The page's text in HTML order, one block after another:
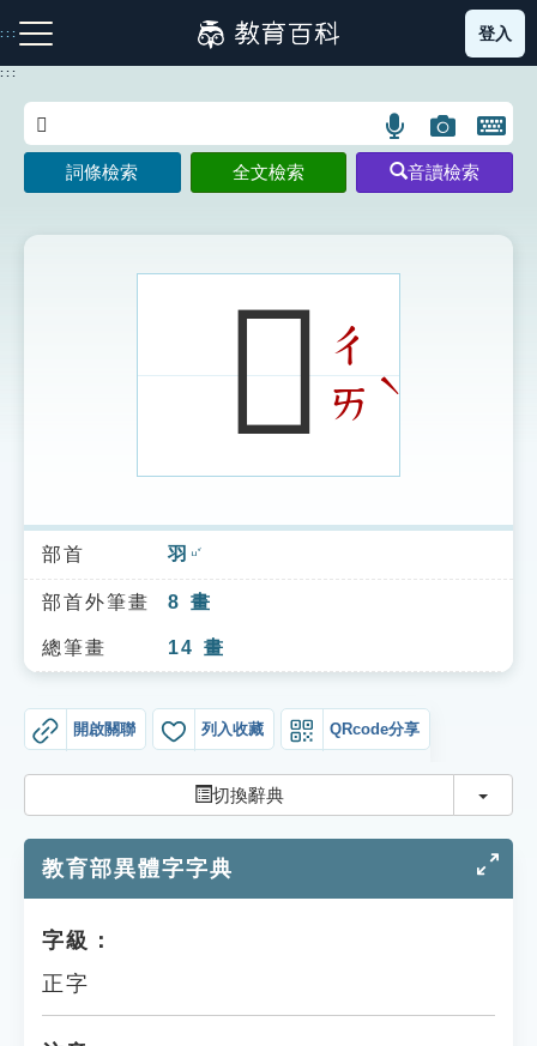
到
主
:::
注音索引圖示 筆畫索引圖示 部首索引表圖示
索引選單
知識索引
單字索引
貓頭鷹博士
登入
:::
語
言
搜
示
圖
片
搜
開
鍵
圖
詞條檢索 全文檢索 音讀檢索
𦑏ㄔ
ㄞˋ
部首 羽 ㄩˇ
部首外筆畫 8 畫
總筆畫 14 畫
開啟關聯 列入收藏 QRcode分享
切換辭典 切換
教育部異體字字典
字級：
正字